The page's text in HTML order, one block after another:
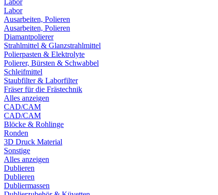
Labor
Labor
Ausarbeiten, Polieren
Ausarbeiten, Polieren
Diamantpolierer
Strahlmittel & Glanzstrahlmittel
Polierpasten & Elektrolyte
Polierer, Bürsten & Schwabbel
Schleifmittel
Staubfilter & Laborfilter
Fräser für die Frästechnik
Alles anzeigen
CAD/CAM
CAD/CAM
Blöcke & Rohlinge
Ronden
3D Druck Material
Sonstige
Alles anzeigen
Dublieren
Dublieren
Dubliermassen